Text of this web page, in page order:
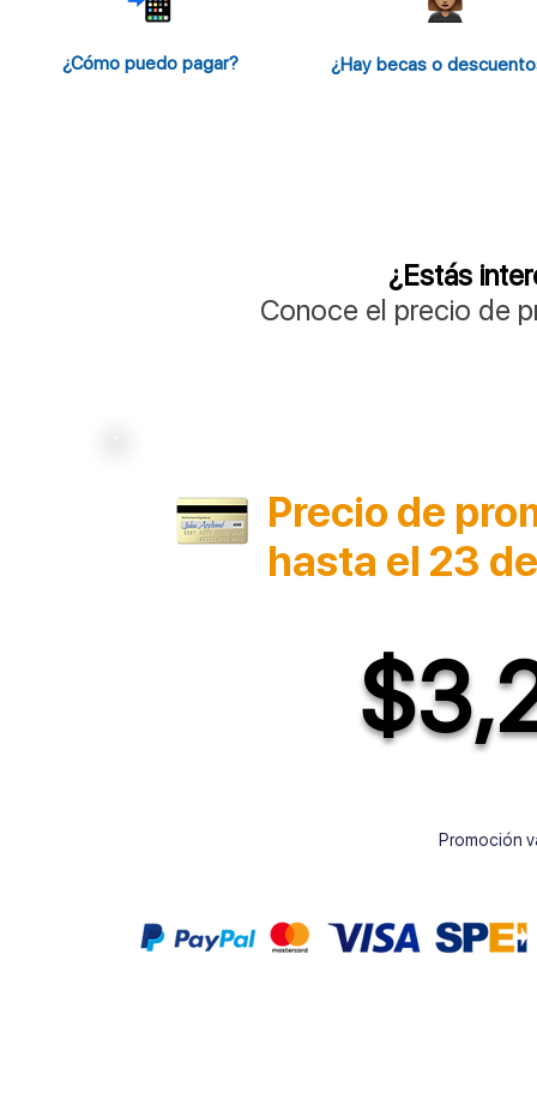
¿Cómo puedo pagar? ¿Hay becas o
¿Estás
Conoce el precio de
Precio de
hasta el 23
Promoción